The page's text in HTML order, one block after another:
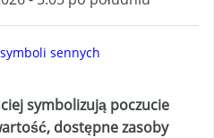
sennych
symbolizują poczucie
dostępne zasoby